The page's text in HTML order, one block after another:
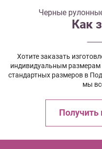
Черные
Как
Хотите заказать
индивидуальным размерам
стандартных размеров в
мы
Получить